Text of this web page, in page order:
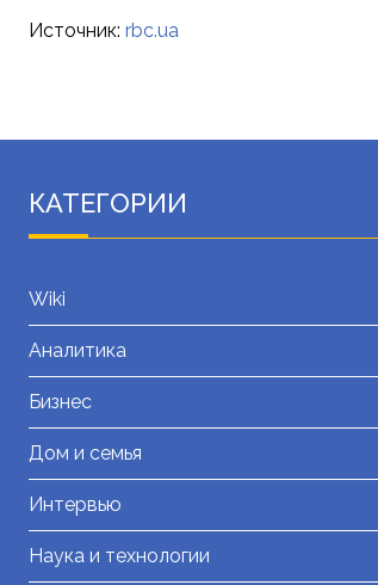
Источник: rbc.ua
КАТЕГОРИИ
Wiki
Аналитика
Бизнес
Дом и семья
Интервью
Наука и технологии